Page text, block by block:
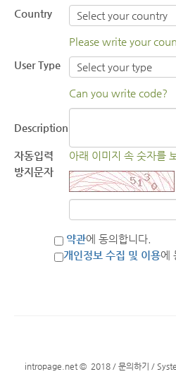
Country
Please write your
User Type
Can you write code?
Description
자동입력
방지문자
아래 이미지 속 숫자를
약관에 동의합니다.
개인정보 수집 및 이용에
intropage.net © 2018 / 문의하기 /